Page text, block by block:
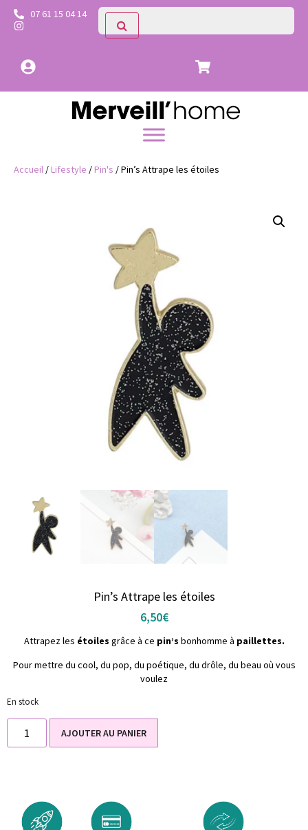
07 61 15 04 14
Accueil /Lifestyle /Pin's / Pin’s Attrape les étoiles
Pin’s Attrape les étoiles
6,50€
Attrapez les étoiles grâce à ce pin’s bonhomme à paillettes.
Pour mettre du cool, du pop, du poétique, du drôle, du beau où vous
voulez
En stock
AJOUTER AU PANIER